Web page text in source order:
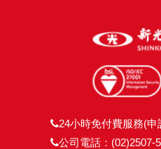
24小時免付費服務(
公司電話：(02)2507-